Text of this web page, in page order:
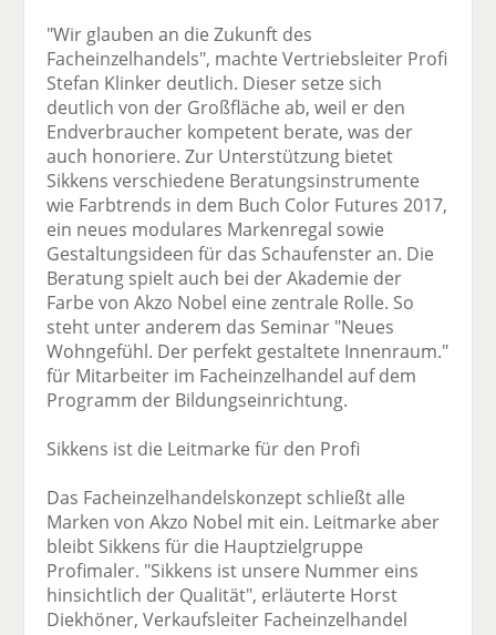
"Wir glauben an die Zukunft des
Facheinzelhandels", machte Vertriebsleiter Profi
Stefan Klinker deutlich. Dieser setze sich
deutlich von der Großfläche ab, weil er den
Endverbraucher kompetent berate, was der
auch honoriere. Zur Unterstützung bietet
Sikkens verschiedene Beratungsinstrumente
wie Farbtrends in dem Buch Color Futures 2017,
ein neues modulares Markenregal sowie
Gestaltungsideen für das Schaufenster an. Die
Beratung spielt auch bei der Akademie der
Farbe von Akzo Nobel eine zentrale Rolle. So
steht unter anderem das Seminar "Neues
Wohngefühl. Der perfekt gestaltete Innenraum."
für Mitarbeiter im Facheinzelhandel auf dem
Programm der Bildungseinrichtung.
Sikkens ist die Leitmarke für den Profi
Das Facheinzelhandelskonzept schließt alle
Marken von Akzo Nobel mit ein. Leitmarke aber
bleibt Sikkens für die Hauptzielgruppe
Profimaler. "Sikkens ist unsere Nummer eins
hinsichtlich der Qualität", erläuterte Horst
Diekhöner, Verkaufsleiter Facheinzelhandel